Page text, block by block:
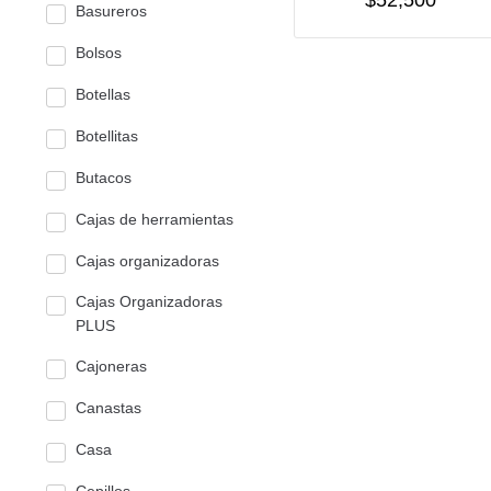
Basureros
Bolsos
Botellas
Botellitas
Butacos
Cajas de herramientas
Cajas organizadoras
Cajas Organizadoras
PLUS
Cajoneras
Canastas
Casa